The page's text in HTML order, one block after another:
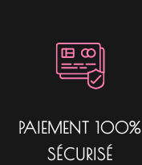
PAIEMENT 100%
SÉCURISÉ